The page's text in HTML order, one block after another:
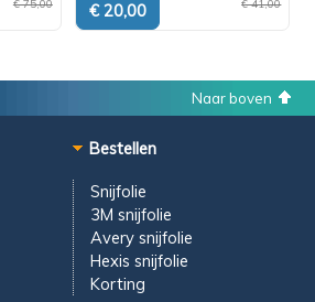
€ 75,00 € 41,00
Naar boven
Bestellen
Snijfolie
3M snijfolie
Avery snijfolie
Hexis snijfolie
Korting